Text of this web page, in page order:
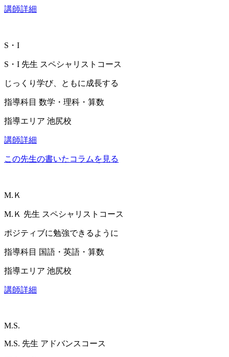
講師詳細
S・I
S・I 先生 スペシャリストコース
じっくり学び、ともに成長する
指導科目 数学・理科・算数
指導エリア 池尻校
講師詳細
この先生の書いたコラムを見る
M.Ｋ
M.Ｋ 先生 スペシャリストコース
ポジティブに勉強できるように
指導科目 国語・英語・算数
指導エリア 池尻校
講師詳細
M.S.
M.S. 先生 アドバンスコース